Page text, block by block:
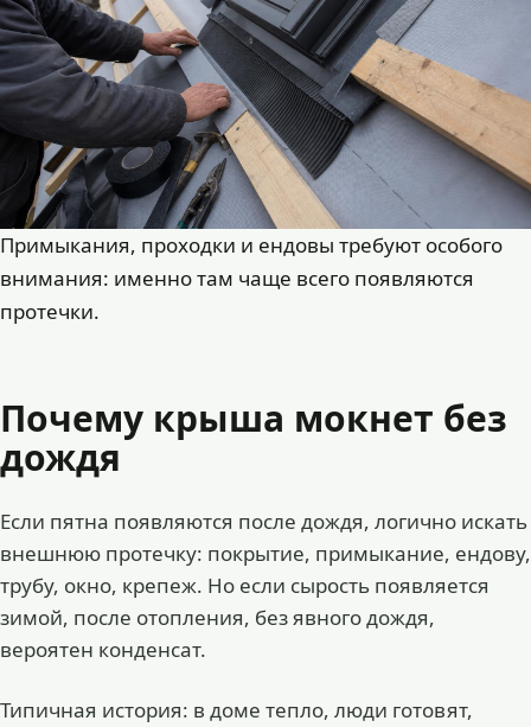
Примыкания, проходки и ендовы требуют особого
внимания: именно там чаще всего появляются
протечки.
Почему крыша мокнет без
дождя
Если пятна появляются после дождя, логично искать
внешнюю протечку: покрытие, примыкание, ендову,
трубу, окно, крепеж. Но если сырость появляется
зимой, после отопления, без явного дождя,
вероятен конденсат.
Типичная история: в доме тепло, люди готовят,